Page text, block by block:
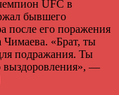
UFC в
бывшего
после его поражения
Чимаева. «Брат, ты
подражания. Ты
выздоровления», —